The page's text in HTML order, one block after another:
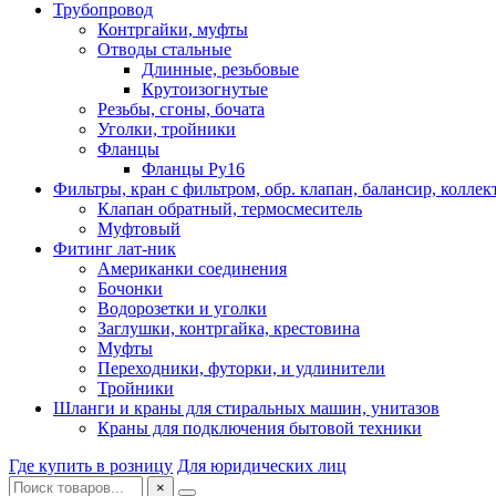
Трубопровод
Контргайки, муфты
Отводы стальные
Длинные, резьбовые
Крутоизогнутые
Резьбы, сгоны, бочата
Уголки, тройники
Фланцы
Фланцы Ру16
Фильтры, кран с фильтром, обр. клапан, балансир,
Клапан обратный, термосмеситель
Муфтовый
Фитинг лат-ник
Американки соединения
Бочонки
Водорозетки и уголки
Заглушки, контргайка, крестовина
Муфты
Переходники, футорки, и удлинители
Тройники
Шланги и краны для стиральных машин, унитазов
Краны для подключения бытовой техники
Где купить в розницу Для юридических лиц
×